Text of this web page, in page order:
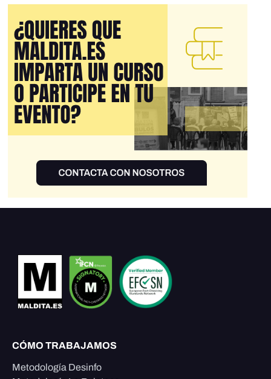
CÓMO TRABAJAMOS
Metodología Desinfo